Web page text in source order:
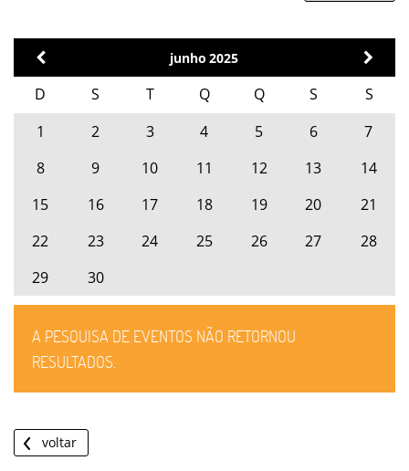
junho 2025
D S T Q Q S
S
1
2 3 4 5 6
7
8
9 10 11 12 13
14
15
16 17 18 19 20
21
22
23 24 25 26 27
28
29
30
A PESQUISA DE EVENTOS NÃO RETORNOU
RESULTADOS.
voltar